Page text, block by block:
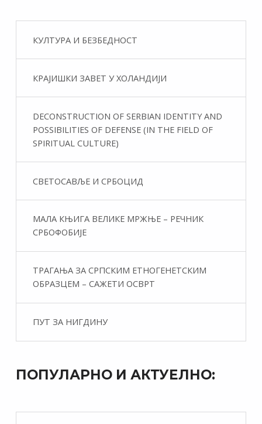
КУЛТУРА И БЕЗБЕДНОСТ
КРАЈИШКИ ЗАВЕТ У ХОЛАНДИЈИ
DECONSTRUCTION OF SERBIAN IDENTITY AND
POSSIBILITIES OF DEFENSE (IN THE FIELD OF
SPIRITUAL CULTURE)
СВЕТОСАВЉЕ И СРБОЦИД
МАЛА КЊИГА ВЕЛИКЕ МРЖЊЕ – РЕЧНИК
СРБОФОБИЈЕ
ТРАГАЊА ЗА СРПСКИМ ЕТНОГЕНЕТСКИМ
ОБРАЗЦЕМ – САЖЕТИ ОСВРТ
ПУТ ЗА НИГДИНУ
ПОПУЛАРНО И АКТУЕЛНО: